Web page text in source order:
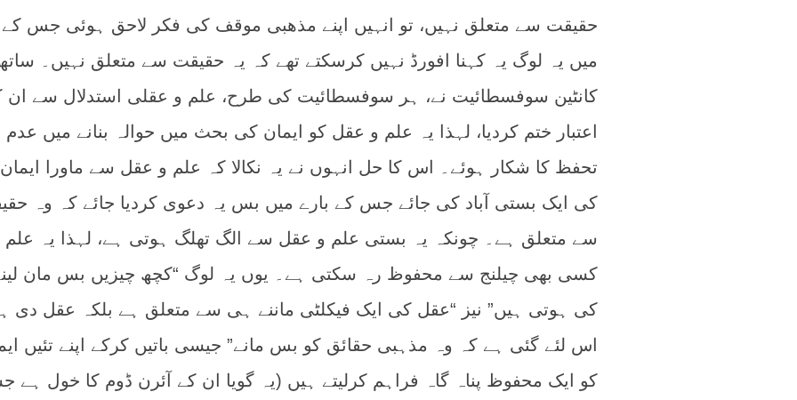
حقیقت سے متعلق نہیں، تو انہیں اپنے مذھبی موقف کی فکر لاحق ہوئی جس کے
میں یہ لوگ یہ کہنا افورڈ نہیں کرسکتے تھے کہ یہ حقیقت سے متعلق نہیں۔
کانٹین سوفسطائیت نے، ہر سوفسطائیت کی طرح، علم و عقلی استدلال سے ان
اعتبار ختم کردیا، لہذا یہ علم و عقل کو ایمان کی بحث میں حوالہ بنانے میں عدم
تحفظ کا شکار ہوئے۔ اس کا حل انہوں نے یہ نکالا کہ علم و عقل سے ماورا ایمان
کی ایک بستی آباد کی جائے جس کے بارے میں بس یہ دعوی کردیا جائے کہ وہ
سے متعلق ہے۔ چونکہ یہ بستی علم و عقل سے الگ تھلگ ہوتی ہے، لہذا یہ علم
کسی بھی چیلنج سے محفوظ رہ سکتی ہے۔ یوں یہ لوگ “کچھ چیزیں بس مان
کی ہوتی ہیں” نیز “عقل کی ایک فیکلٹی ماننے ہی سے متعلق ہے بلکہ عقل دی
اس لئے گئی ہے کہ وہ مذہبی حقائق کو بس مانے” جیسی باتیں کرکے اپنے تئیں
کو ایک محفوظ پناہ گاہ فراہم کرلیتے ہیں (یہ گویا ان کے آئرن ڈوم کا خول ہے